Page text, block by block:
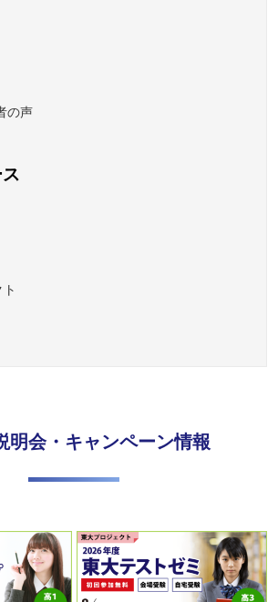
の声
明会・キャンペーン情報